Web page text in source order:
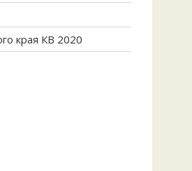
края КВ 2020